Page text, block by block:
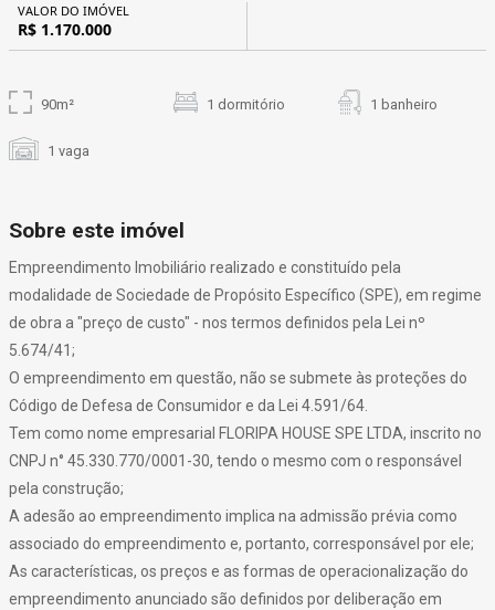
VALOR DO IMÓVEL
R$ 1.170.000
90m² 1 dormitório 1 banheiro
1 vaga
Sobre este imóvel
Empreendimento Imobiliário realizado e constituído pela
modalidade de Sociedade de Propósito Específico (SPE), em regime
de obra a "preço de custo" - nos termos definidos pela Lei nº
5.674/41;
O empreendimento em questão, não se submete às proteções do
Código de Defesa de Consumidor e da Lei 4.591/64.
Tem como nome empresarial FLORIPA HOUSE SPE LTDA, inscrito no
CNPJ n° 45.330.770/0001-30, tendo o mesmo com o responsável
pela construção;
A adesão ao empreendimento implica na admissão prévia como
associado do empreendimento e, portanto, corresponsável por ele;
As características, os preços e as formas de operacionalização do
empreendimento anunciado são definidos por deliberação em